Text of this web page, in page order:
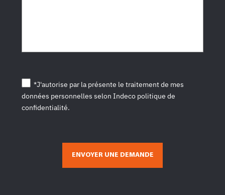
*J'autorise par la présente le traitement de mes
données personnelles selon Indeco politique de
confidentialité.
ENVOYER UNE DEMANDE